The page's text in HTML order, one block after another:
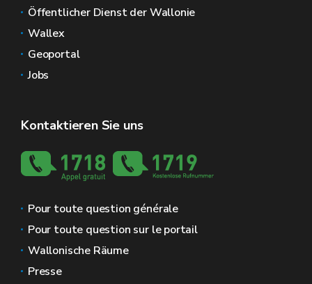
Öffentlicher Dienst der Wallonie
Wallex
Geoportal
Jobs
Kontaktieren Sie uns
Pour toute question générale
Pour toute question sur le portail
Wallonische Räume
Presse